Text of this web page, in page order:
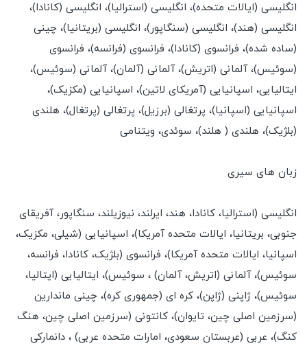
انگلیسی (ایالات متحده)، انگلیسی (استرالیا)، انگلیسی (کانادا)،
انگلیسی (هند)، انگلیسی (سنگاپور)، انگلیسی (بریتانیا)، چینی
(ساده شده)، فرانسوی (کانادا)، فرانسوی (فرانسه)، فرانسوی
(سوئیس)، آلمانی (اتریش)، آلمانی (آلمان)، آلمانی (سوئیس)،
ایتالیایی، اسپانیایی (آمریکای لاتین)، اسپانیایی (مکزیک)،
اسپانیایی (اسپانیا)، پرتغالی (برزیل)، پرتغالی (پرتغال)، هلندی
(بلژیک)، هلندی ( هلند)، سوئدی، ویتنامی
زبان های سیری
انگلیسی (استرالیا، کانادا، هند، ایرلند، نیوزیلند، سنگاپور، آفریقای
جنوبی، بریتانیا، ایالات متحده آمریکا)، اسپانیایی (شیلی، مکزیک،
اسپانیا، ایالات متحده آمریکا)، فرانسوی (بلژیک، کانادا، فرانسه،
سوئیس)، آلمانی (اتریش، آلمان) ، سوئیس)، ایتالیایی (ایتالیا،
سوئیس)، ژاپنی (ژاپن)، کره ای (جمهوری کره)، چینی ماندارین
(سرزمین اصلی چین، تایوان)، کانتونی (سرزمین اصلی چین، هنگ
کنگ)، عربی (عربستان سعودی، امارات متحده عربی) ، دانمارکی